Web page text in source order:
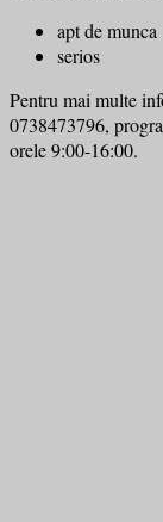
apt de munca
serios
Pentru mai multe
0738473796,
orele 9:00-16:00.